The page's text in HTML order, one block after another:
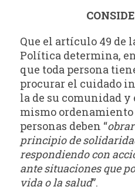
Que el artículo 49 de
Política determina,
que toda persona
procurar el cuidado
la de su comunidad
mismo
personas deben “
principio de
respondiendo con
ante situaciones que
vida o la salud”.